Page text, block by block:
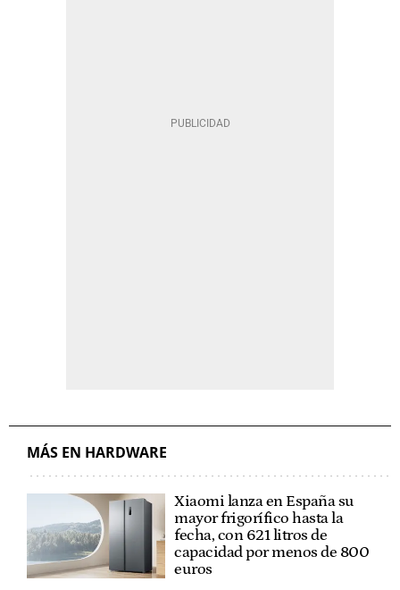
MÁS EN HARDWARE
Xiaomi lanza en España su
mayor frigorífico hasta la
fecha, con 621 litros de
capacidad por menos de 800
euros